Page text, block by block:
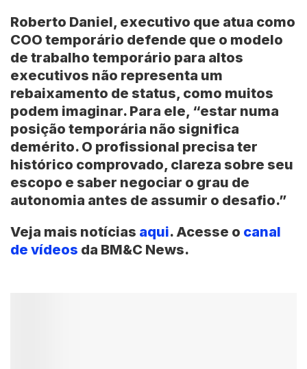
Roberto Daniel, executivo que atua como
COO temporário defende que o modelo
de trabalho temporário para altos
executivos não representa um
rebaixamento de status, como muitos
podem imaginar. Para ele, “estar numa
posição temporária não significa
demérito. O profissional precisa ter
histórico comprovado, clareza sobre seu
escopo e saber negociar o grau de
autonomia antes de assumir o desafio.”
Veja mais notícias aqui. Acesse o canal
de vídeos da BM&C News.